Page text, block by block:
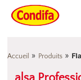
Accueil » Produits »